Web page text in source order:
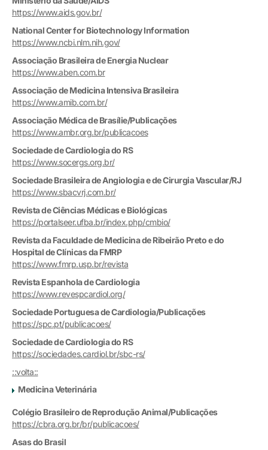
https://www.aids.gov.br/
National Center for Biotechnology Information
https://www.ncbi.nlm.nih.gov/
Associação Brasileira de Energia Nuclear
https://www.aben.com.br
Associação de Medicina Intensiva Brasileira
https://www.amib.com.br/
Associação Médica de Brasílie/Publicações
https://www.ambr.org.br/publicacoes
Sociedade de Cardiologia do RS
https://www.socergs.org.br/
Sociedade Brasileira de Angiologia e de Cirurgia Vascular/RJ
https://www.sbacvrj.com.br/
Revista de Ciências Médicas e Biológicas
https://portalseer.ufba.br/index.php/cmbio/
Revista da Faculdade de Medicina de Ribeirão Preto e do
Hospital de Clínicas da FMRP
https://www.fmrp.usp.br/revista
Revista Espanhola de Cardiologia
https://www.revespcardiol.org/
Sociedade Portuguesa de Cardiologia/Publicações
https://spc.pt/publicacoes/
Sociedade de Cardiologia do RS
https://sociedades.cardiol.br/sbc-rs/
::volta::
Medicina Veterinária
Colégio Brasileiro de Reprodução Animal/Publicações
https://cbra.org.br/br/publicacoes/
Asas do Brasil